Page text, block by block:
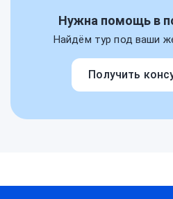
Нужна помощь в
Найдём тур под ваши
Получить